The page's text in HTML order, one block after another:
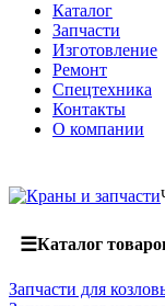
Каталог
Запчасти
Изготовление
Ремонт
Спецтехника
Контакты
О компании
☰Каталог
Запчасти для